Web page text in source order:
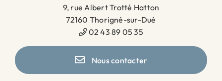
9, rue Albert Trotté Hatton
72160 Thorigné-sur-Dué
02 43 89 05 35
Nous contacter